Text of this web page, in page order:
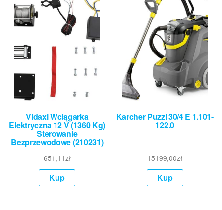
Vidaxl Wciągarka
Elektryczna 12 V (1360 Kg)
Sterowanie
Bezprzewodowe (210231)
651,11zł
Kup
Karcher Puzzi 30/4 E 1.101-
122.0
15199,00zł
Kup